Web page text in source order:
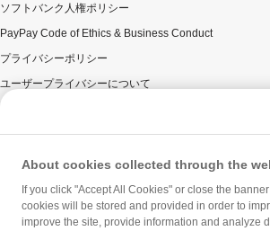
ソフトバンク人権ポリシー
PayPay Code of Ethics & Business Conduct
プライバシーポリシー
ユーザープライバシーについて
ウェブサイト利用規約
反社会的勢力に対する方針
勧誘方針
マネロン等基本方針
About cookies collected through the
If you click "Accept All Cookies" or close the
cookies will be stored and provided in order to
improve the site, provide information and analyze